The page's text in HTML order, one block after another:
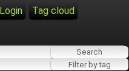
Login
Tag cloud